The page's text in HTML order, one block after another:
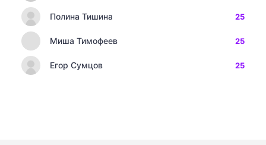
Полина Тишина 25
Миша Тимофеев 25
Егор Сумцов 25